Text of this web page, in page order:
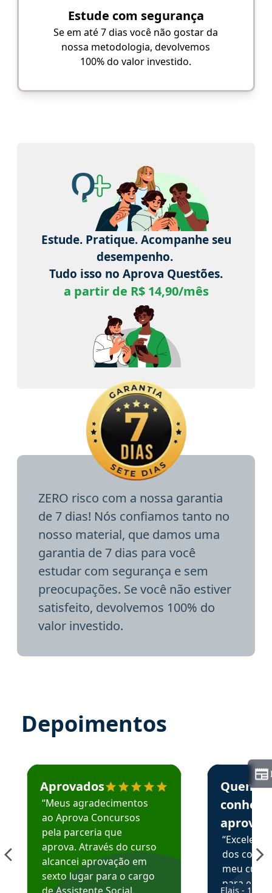
Estude com segurança
Se em até 7 dias você não gostar da
nossa metodologia, devolvemos
100% do valor investido.
Estude. Pratique. Acompanhe seu
desempenho.
Tudo isso no Aprova Questões.
a partir de R$ 14,90/mês
ZERO risco com a nossa garantia
de 7 dias! Nós confiamos tanto no
nosso material, que damos uma
garantia de 7 dias para você
estudar com segurança e sem
preocupações. Se você não estiver
satisfeito, devolvemos 100% do
valor investido.
Depoimentos
Estudante José recomenda o Aprova Concursos em
Aprovados
“Meus agradecimentos
ao Aprova Concursos
pela parceria que
aprova. Através do curso
alcancei aprovação em
sexto lugar para o cargo
Estudante
Quem
aprova
dos
meu
para
Elais - 15/